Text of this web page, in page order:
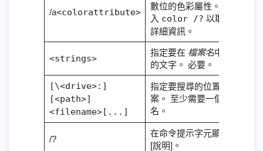
/a<colorattribute>
數位的色彩屬性。 輸
入 color /? 以取得
詳細資訊。
<strings>
指定要在 檔案名中搜尋
的文字。 必要。
[\<drive>:]
[<path>]
<filename>[...]
指定要搜尋的位置和檔
案。 至少需要一個檔案
名。
/?
在命令提示字元顯示
[說明]。